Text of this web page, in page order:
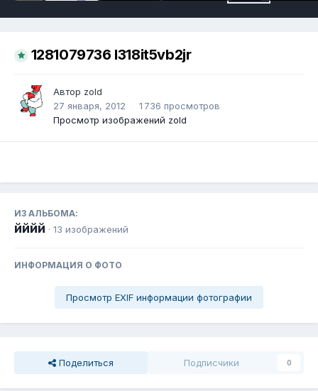
1281079736 l318it5vb2jr
Автор zold
27 января, 2012
1 736 просмотров
Просмотр изображений zold
ИЗ АЛЬБОМА:
йййй · 13 изображений
ИНФОРМАЦИЯ О ФОТО
Просмотр EXIF информации фотографии
Поделиться Подписчики 0